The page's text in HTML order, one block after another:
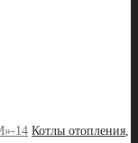
14 Котлы отопления,